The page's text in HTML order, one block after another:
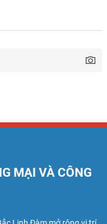
MẠI VÀ CÔNG